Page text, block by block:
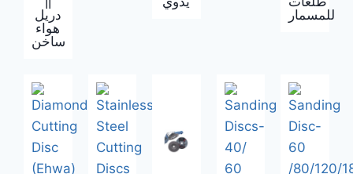
دريل
هواء
ساخن
يدوي
طلغات
للمسمار